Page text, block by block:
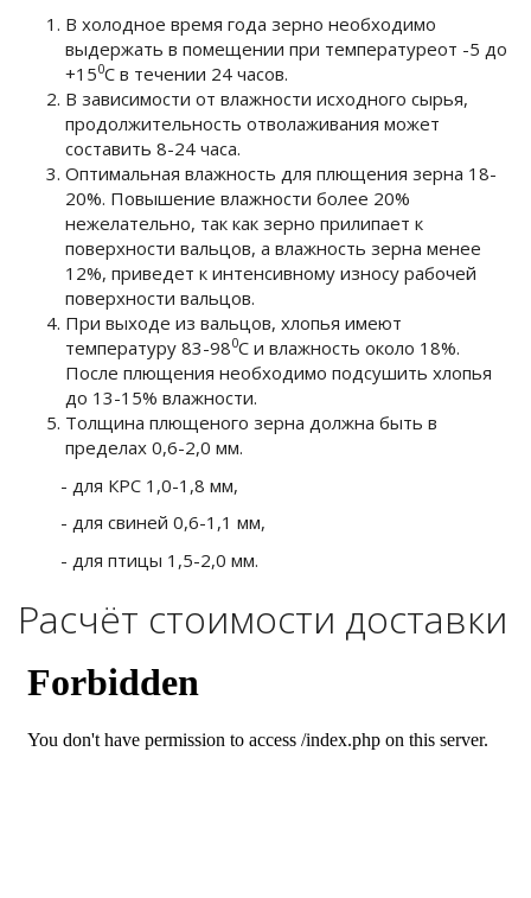
В холодное время года зерно необходимо
выдержать в помещении при температуреот -5 до
+150С в течении 24 часов.
В зависимости от влажности исходного сырья,
продолжительность отволаживания может
составить 8-24 часа.
Оптимальная влажность для плющения зерна 18-
20%. Повышение влажности более 20%
нежелательно, так как зерно прилипает к
поверхности вальцов, а влажность зерна менее
12%, приведет к интенсивному износу рабочей
поверхности вальцов.
При выходе из вальцов, хлопья имеют
температуру 83-980С и влажность около 18%.
После плющения необходимо подсушить хлопья
до 13-15% влажности.
Толщина плющеного зерна должна быть в
пределах 0,6-2,0 мм.
- для КРС 1,0-1,8 мм,
- для свиней 0,6-1,1 мм,
- для птицы 1,5-2,0 мм.
Расчёт стоимости доставки